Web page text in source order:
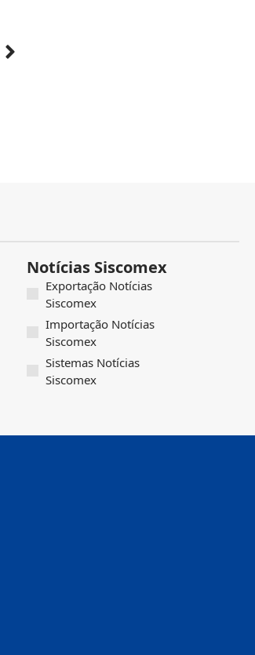
Notícias Siscomex
Exportação Notícias
Siscomex
Importação Notícias
Siscomex
Sistemas Notícias
Siscomex